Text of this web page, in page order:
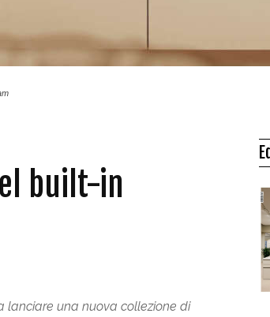
built-in
lanciare una nuova collezione di